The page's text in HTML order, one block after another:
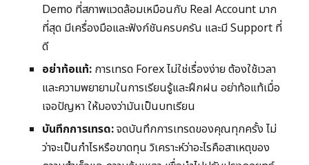
Demo ที่สภาพแวดล้อมเหมือนกับ Real Account มาก
ที่สุด มีเครื่องมือและฟังก์ชันครบครัน และมี Support ที่
ดี
อย่าท้อแท้: การเทรด Forex ไม่ใช่เรื่องง่าย ต้องใช้เวลา
และความพยายามในการเรียนรู้และฝึกฝน อย่าท้อแท้เมื่อ
เจอปัญหา ให้มองว่ามันเป็นบทเรียน
บันทึกการเทรด:จดบันทึกการเทรดของคุณทุกครั้ง ไม่
ว่าจะเป็นกำไรหรือขาดทุน วิเคราะห์ว่าอะไรคือสาเหตุของ